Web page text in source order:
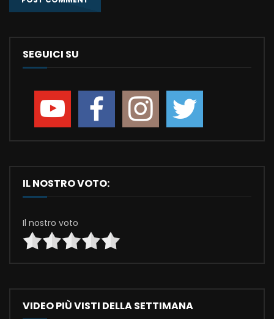
SEGUICI SU
IL NOSTRO VOTO:
Il nostro voto
VIDEO PIÙ VISTI DELLA SETTIMANA